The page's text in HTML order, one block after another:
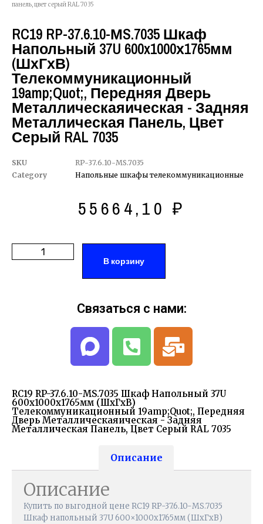
панель, цвет серый RAL 7035
RC19 RP-37.6.10-МS.7035 Шкаф
Напольный 37U 600x1000х1765мм
(ШхГхВ)
Телекоммуникационный
19amp;quot;, Передняя Дверь
Металлическаяическая - Задняя
Металлическая Панель, Цвет
Серый RAL 7035
SKU
RP-37.6.10-МS.7035
Category
Напольные шкафы телекоммуникационные
55664,10 ₽
В корзину
RC19 RP-37.6.10-МS.7035 Шкаф Напольный 37U
600x1000х1765мм (ШхГхВ)
Телекоммуникационный 19amp;quot;, Передняя
Дверь Металлическаяическая - Задняя
Металлическая Панель, Цвет Серый RAL 7035
Описание
Описание
Купить по выгодной цене RC19 RP-37.6.10-МS.7035
Шкаф напольный 37U 600×1000х1765мм (ШхГхВ)
Связаться с нами: